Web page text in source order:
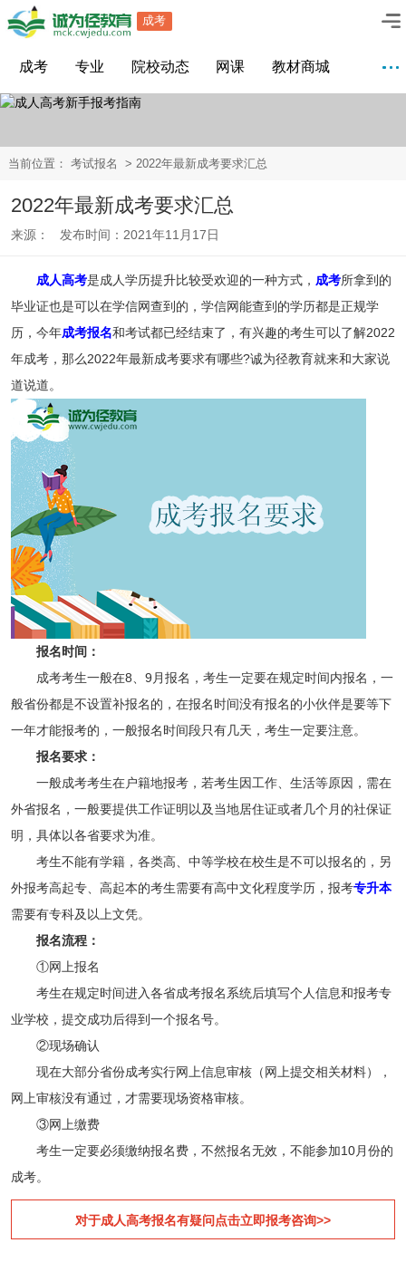
成考
成考 专业 院校动态 网课 教材商城
当前位置： 考试报名 > 2022年最新成考要求汇总
2022年最新成考要求汇总
来源： 发布时间：2021年11月17日
成人高考是成人学历提升比较受欢迎的一种方式， 成考所拿到的
毕业证也是可以在学信网查到的，学信网能查到的学历都是正规学
历，今年成考报名和考试都已经结束了，有兴趣的考生可以了解2022
年成考，那么2022年最新成考要求有哪些?诚为径教育就来和大家说
道说道。
报名时间：
成考考生一般在8、9月报名，考生一定要在规定时间内报名，一
般省份都是不设置补报名的，在报名时间没有报名的小伙伴是要等下
一年才能报考的，一般报名时间段只有几天，考生一定要注意。
报名要求：
一般成考考生在户籍地报考，若考生因工作、生活等原因，需在
外省报名，一般要提供工作证明以及当地居住证或者几个月的社保证
明，具体以各省要求为准。
考生不能有学籍，各类高、中等学校在校生是不可以报名的，另
外报考高起专、高起本的考生需要有高中文化程度学历，报考专升本
需要有专科及以上文凭。
报名流程：
①网上报名
考生在规定时间进入各省成考报名系统后填写个人信息和报考专
业学校，提交成功后得到一个报名号。
②现场确认
现在大部分省份成考实行网上信息审核（网上提交相关材料），
网上审核没有通过，才需要现场资格审核。
③网上缴费
考生一定要必须缴纳报名费，不然报名无效，不能参加10月份的
成考。
对于成人高考报名有疑问点击立即报考咨询>>